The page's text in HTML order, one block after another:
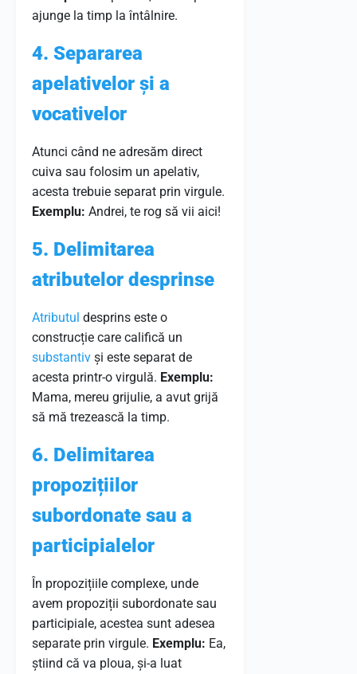
ajunge la timp la întâlnire.
4. Separarea
apelativelor și a
vocativelor
Atunci când ne adresăm direct
cuiva sau folosim un apelativ,
acesta trebuie separat prin virgule.
Exemplu: Andrei, te rog să vii aici!
5. Delimitarea
atributelor desprinse
Atributul desprins este o
construcție care califică un
substantiv și este separat de
acesta printr-o virgulă. Exemplu:
Mama, mereu grijulie, a avut grijă
să mă trezească la timp.
6. Delimitarea
propozițiilor
subordonate sau a
participialelor
În propozițiile complexe, unde
avem propoziții subordonate sau
participiale, acestea sunt adesea
separate prin virgule. Exemplu: Ea,
știind că va ploua, și-a luat